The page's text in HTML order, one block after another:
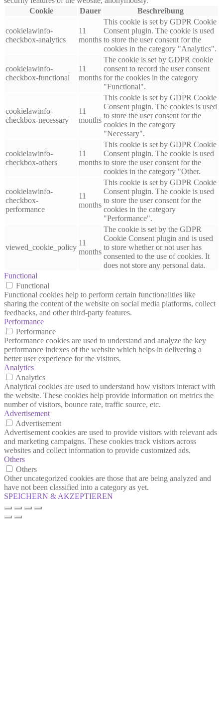
Cookie
Dauer Beschreibung
cookielawinfo-
checkbox-analytics
11
months
This cookie is set by GDPR Cookie
Consent plugin. The cookie is used
to store the user consent for the
cookies in the category "Analytics".
cookielawinfo-
checkbox-functional
11
months
The cookie is set by GDPR cookie
consent to record the user consent
for the cookies in the category
"Functional".
cookielawinfo-
checkbox-necessary
11
months
This cookie is set by GDPR Cookie
Consent plugin. The cookies is used
to store the user consent for the
cookies in the category
"Necessary".
cookielawinfo-
checkbox-others
11
months
This cookie is set by GDPR Cookie
Consent plugin. The cookie is used
to store the user consent for the
cookies in the category "Other.
cookielawinfo-
checkbox-
performance
11
months
This cookie is set by GDPR Cookie
Consent plugin. The cookie is used
to store the user consent for the
cookies in the category
"Performance".
viewed_cookie_policy
11
months
The cookie is set by the GDPR
Cookie Consent plugin and is used
to store whether or not user has
consented to the use of cookies. It
does not store any personal data.
Functional
Functional
Functional cookies help to perform certain functionalities like
sharing the content of the website on social media platforms, collect
feedbacks, and other third-party features.
Performance
Performance
Performance cookies are used to understand and analyze the key
performance indexes of the website which helps in delivering a
better user experience for the visitors.
Analytics
Analytics
Analytical cookies are used to understand how visitors interact with
the website. These cookies help provide information on metrics the
number of visitors, bounce rate, traffic source, etc.
Advertisement
Advertisement
Advertisement cookies are used to provide visitors with relevant ads
and marketing campaigns. These cookies track visitors across
websites and collect information to provide customized ads.
Others
Others
Other uncategorized cookies are those that are being analyzed and
have not been classified into a category as yet.
SPEICHERN & AKZEPTIEREN